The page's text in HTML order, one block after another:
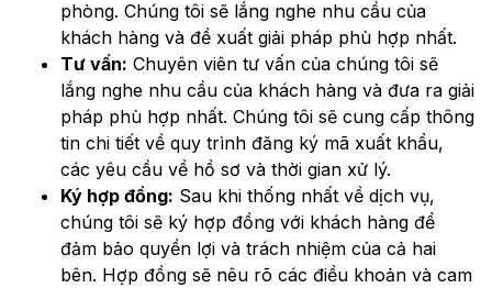
phòng. Chúng tôi sẽ lắng nghe nhu cầu của
khách hàng và đề xuất giải pháp phù hợp nhất.
Tư vấn: Chuyên viên tư vấn của chúng tôi sẽ
lắng nghe nhu cầu của khách hàng và đưa ra giải
pháp phù hợp nhất. Chúng tôi sẽ cung cấp thông
tin chi tiết về quy trình đăng ký mã xuất khẩu,
các yêu cầu về hồ sơ và thời gian xử lý.
Ký hợp đồng: Sau khi thống nhất về dịch vụ,
chúng tôi sẽ ký hợp đồng với khách hàng để
đảm bảo quyền lợi và trách nhiệm của cả hai
bên. Hợp đồng sẽ nêu rõ các điều khoản và cam